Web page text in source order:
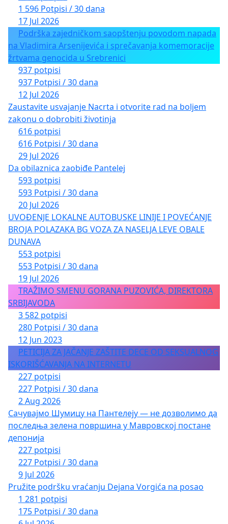
1 596 Potpisi / 30 dana
17 Jul 2026
Podrška zajedničkom saopštenju povodom napada
na Vladimira Arsenijevića i sprečavanja komemoracije
žrtvama genocida u Srebrenici
937 potpisi
937 Potpisi / 30 dana
12 Jul 2026
Zaustavite usvajanje Nacrta i otvorite rad na boljem
zakonu o dobrobiti životinja
616 potpisi
616 Potpisi / 30 dana
29 Jul 2026
Da obilaznica zaobiđe Pantelej
593 potpisi
593 Potpisi / 30 dana
20 Jul 2026
UVOĐENJE LOKALNE AUTOBUSKE LINIJE I POVEĆANJE
BROJA POLAZAKA BG VOZA ZA NASELJA LEVE OBALE
DUNAVA
553 potpisi
553 Potpisi / 30 dana
19 Jul 2026
TRAŽIMO SMENU GORANA PUZOVIĆA, DIREKTORA
SRBIJAVODA
3 582 potpisi
280 Potpisi / 30 dana
12 Jun 2023
PETICIJA ZA JAČANJE ZAŠTITE DECE OD SEKSUALNOG
ISKORIŠĆAVANJA NA INTERNETU
227 potpisi
227 Potpisi / 30 dana
2 Aug 2026
Сачувајмо Шумицу на Пантелеју — не дозволимо да
последња зелена површина у Мавровској постане
депонија
227 potpisi
227 Potpisi / 30 dana
9 Jul 2026
Pružite podršku vraćanju Dejana Vorgića na posao
1 281 potpisi
175 Potpisi / 30 dana